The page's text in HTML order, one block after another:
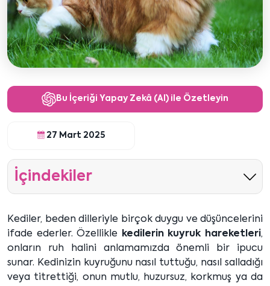
Bu İçeriği Yapay Zekâ (AI) ile Özetleyin
27 Mart 2025
İçindekiler
Kediler, beden dilleriyle birçok duygu ve düşüncelerini
ifade ederler. Özellikle
kedilerin kuyruk hareketleri,
onların ruh halini anlamamızda önemli bir ipucu
sunar. Kedinizin kuyruğunu nasıl tuttuğu, nasıl salladığı
veya titrettiği, onun mutlu, huzursuz, korkmuş ya da